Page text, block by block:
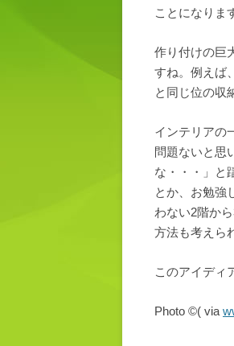
ことになりま
作り付けの巨
すね。例えば
と同じ位の収
インテリアの
問題ないと思
な・・・」と
とか、お勉強
わない2階か
方法も考えら
このアイディ
Photo ©( via